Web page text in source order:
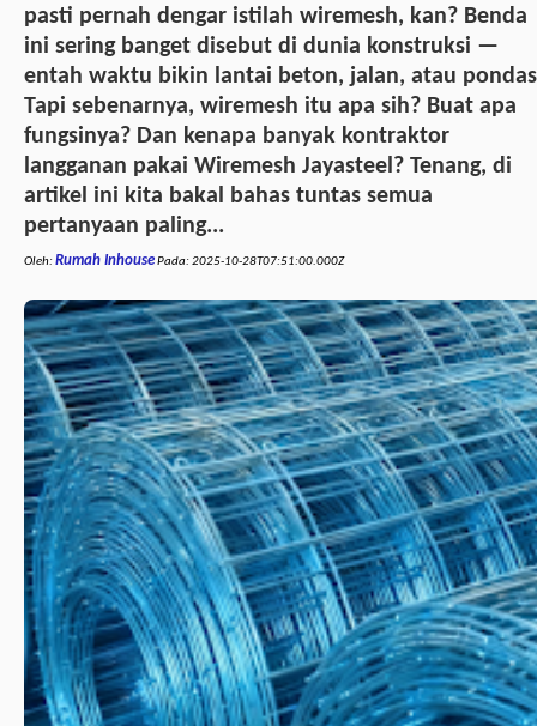
pasti pernah dengar istilah wiremesh, kan? Benda
ini sering banget disebut di dunia konstruksi —
entah waktu bikin lantai beton, jalan, atau
Tapi sebenarnya, wiremesh itu apa sih? Buat apa
fungsinya? Dan kenapa banyak kontraktor
langganan pakai Wiremesh Jayasteel? Tenang, di
artikel ini kita bakal bahas tuntas semua
pertanyaan paling...
Oleh:Rumah InhousePada:2025-10-28T07:51:00.000Z